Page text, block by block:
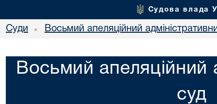
Судова влада
Суди • Восьмий апеляційний
Восьмий апеляційний
суд